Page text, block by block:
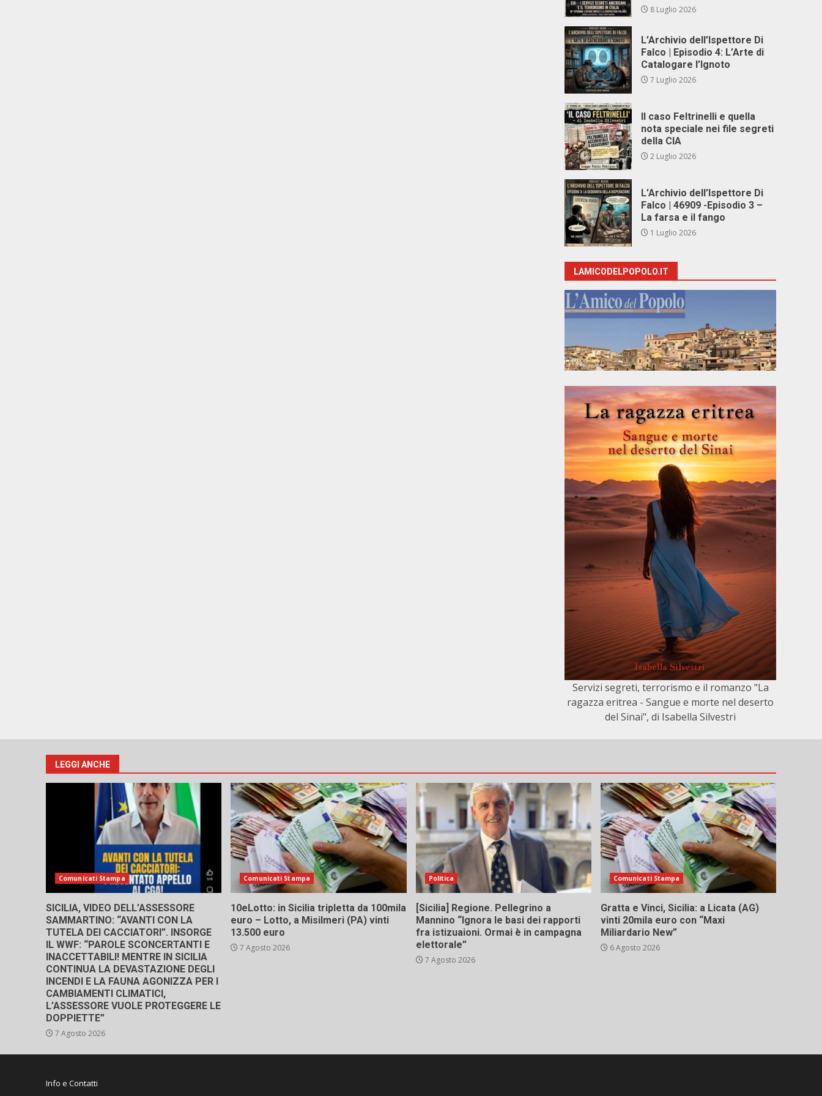
8 Luglio 2026
L’Archivio dell’Ispettore Di
Falco | Episodio 4: L’Arte di
Catalogare l’Ignoto
7 Luglio 2026
Il caso Feltrinelli e quella
nota speciale nei file segreti
della CIA
2 Luglio 2026
L’Archivio dell’Ispettore Di
Falco | 46909 -Episodio 3 –
La farsa e il fango
1 Luglio 2026
LAMICODELPOPOLO.IT
Servizi segreti, terrorismo e il romanzo "La
ragazza eritrea - Sangue e morte nel deserto
del Sinai", di Isabella Silvestri
LEGGI ANCHE
Comunicati Stampa
SICILIA, VIDEO DELL’ASSESSORE
SAMMARTINO: “AVANTI CON LA
TUTELA DEI CACCIATORI”. INSORGE
IL WWF: “PAROLE SCONCERTANTI E
INACCETTABILI! MENTRE IN SICILIA
CONTINUA LA DEVASTAZIONE DEGLI
INCENDI E LA FAUNA AGONIZZA PER I
CAMBIAMENTI CLIMATICI,
L’ASSESSORE VUOLE PROTEGGERE LE
DOPPIETTE”
7 Agosto 2026
Comunicati Stampa
10eLotto: in Sicilia tripletta da 100mila
euro – Lotto, a Misilmeri (PA) vinti
13.500 euro
7 Agosto 2026
Politica
[Sicilia] Regione. Pellegrino a
Mannino “Ignora le basi dei rapporti
fra istizuaioni. Ormai è in campagna
elettorale”
7 Agosto 2026
Comunicati Stampa
Gratta e Vinci, Sicilia: a Licata (AG)
vinti 20mila euro con “Maxi
Miliardario New”
6 Agosto 2026
Info e Contatti